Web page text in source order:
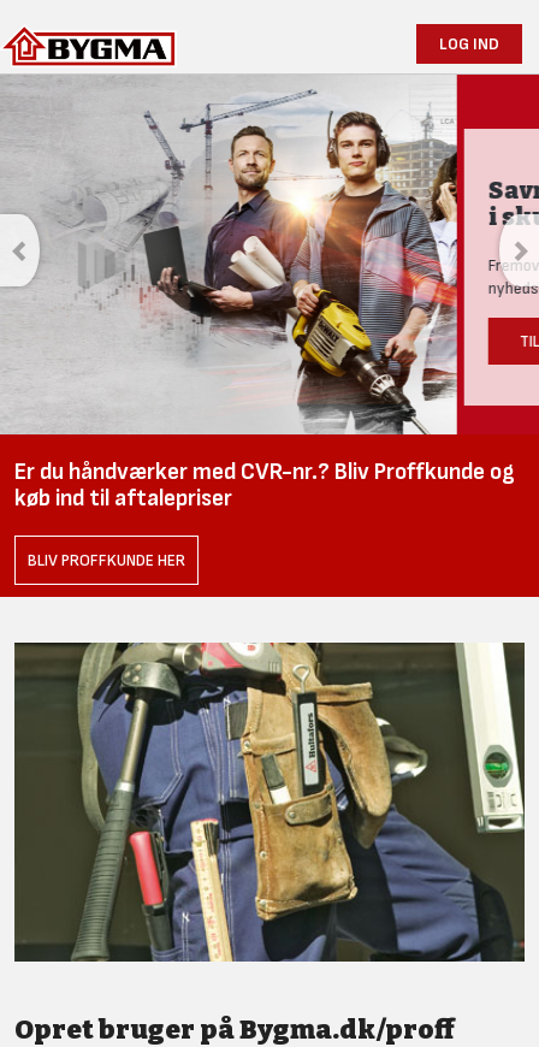
LOG IND
Savner du avisen
i skurvognen?
Fremover udkommer avisen kun online. Tilmeld dig Bygmas
nyhedsbrev, så går du ikke glip af noget.
TILMELD DIG HER
Er du håndværker med CVR-nr.? Bliv Proffkunde og
køb ind til aftalepriser
BLIV PROFFKUNDE HER
Opret bruger på Bygma.dk/proff